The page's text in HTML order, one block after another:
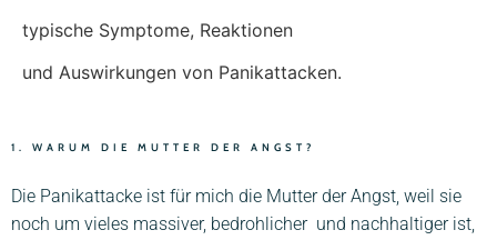
typische Symptome, Reaktionen
und Auswirkungen von Panikattacken.
1. WARUM DIE MUTTER DER ANGST?
Die Panikattacke ist für mich die Mutter der Angst, weil sie
noch um vieles massiver, bedrohlicher und nachhaltiger ist,